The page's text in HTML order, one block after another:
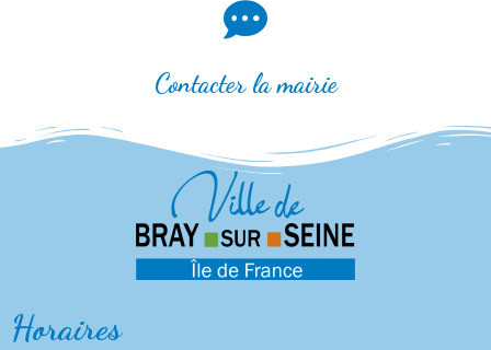
Contacter la mairie
Horaires